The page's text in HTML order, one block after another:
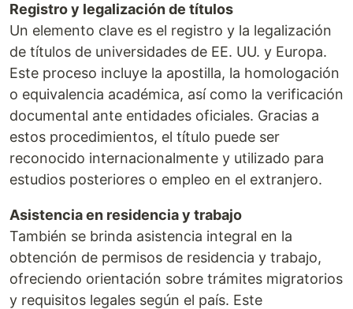
Registro y legalización de títulos
Un elemento clave es el registro y la legalización
de títulos de universidades de EE. UU. y Europa.
Este proceso incluye la apostilla, la homologación
o equivalencia académica, así como la verificación
documental ante entidades oficiales. Gracias a
estos procedimientos, el título puede ser
reconocido internacionalmente y utilizado para
estudios posteriores o empleo en el extranjero.
Asistencia en residencia y trabajo
También se brinda asistencia integral en la
obtención de permisos de residencia y trabajo,
ofreciendo orientación sobre trámites migratorios
y requisitos legales según el país. Este